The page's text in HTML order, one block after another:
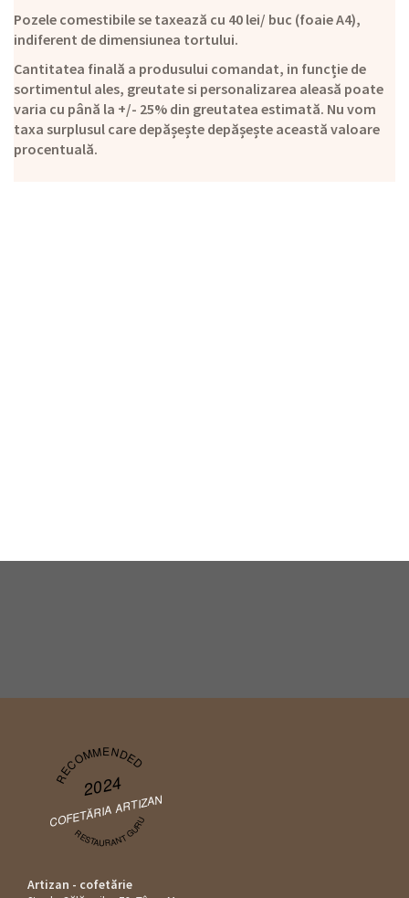
Pozele comestibile se taxează cu 40 lei/ buc (foaie A4),
indiferent de dimensiunea tortului.
Cantitatea finală a produsului comandat, in funcție de
sortimentul ales, greutate si personalizarea aleasă poate
varia cu până la +/- 25% din greutatea estimată. Nu vom
taxa surplusul care depășește depășește această valoare
procentuală.
RECOMMENDED
2024
COFETĂRIA ARTIZAN
RESTAURANT GURU
Artizan - cofetărie